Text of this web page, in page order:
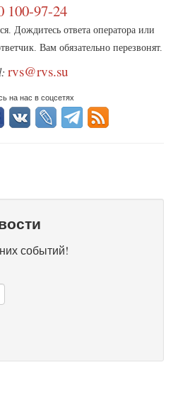
100-97-24
Дождитесь ответа оператора или
Вам обязательно перезвонят.
rvs@rvs.su
на нас в соцсетях
событий!